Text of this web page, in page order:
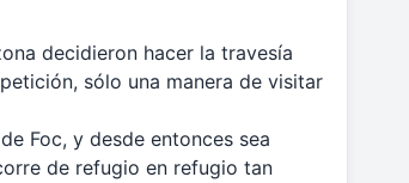
decidieron hacer la travesía
sólo una manera de visitar
Foc, y desde entonces sea
de refugio en refugio tan